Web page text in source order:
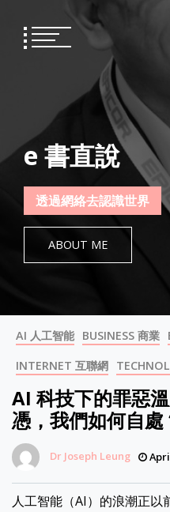
content
e 書直說
透過網絡去認識世界
ABOUT ME
AI 人工智能 BUSINESS 商業
INTERNET 互聯網
AI 科技下的罪惡
憑，我們如何自處
Dr Joseph Leung
人工智能（AI）的浪潮正以